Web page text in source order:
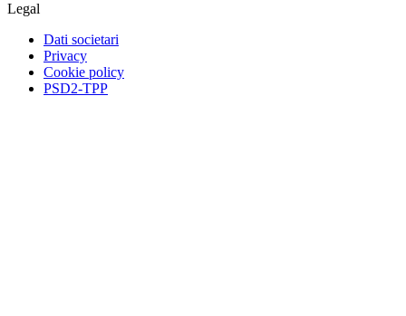
Legal
Dati societari
Privacy
Cookie policy
PSD2-TPP